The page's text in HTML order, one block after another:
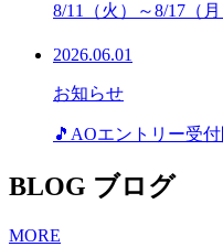
8/11（火）～8/17（
2026.06.01
お知らせ
🎵AOエントリー受
BLOG ブログ
MORE